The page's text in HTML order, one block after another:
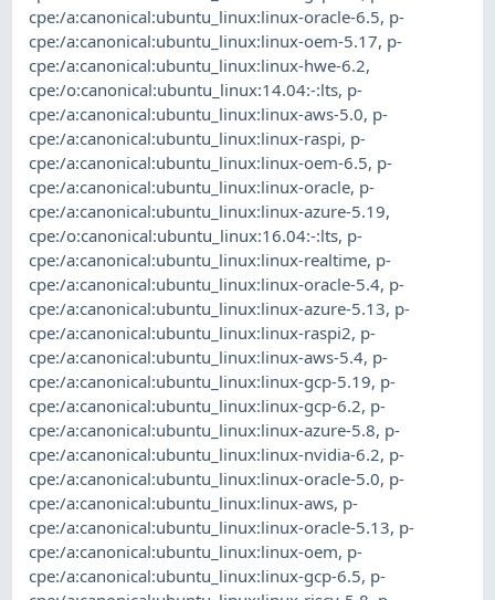
cpe:/a:canonical:ubuntu_linux:linux-oracle-6.5, p-
cpe:/a:canonical:ubuntu_linux:linux-oem-5.17, p-
cpe:/a:canonical:ubuntu_linux:linux-hwe-6.2,
cpe:/o:canonical:ubuntu_linux:14.04:-:lts, p-
cpe:/a:canonical:ubuntu_linux:linux-aws-5.0, p-
cpe:/a:canonical:ubuntu_linux:linux-raspi, p-
cpe:/a:canonical:ubuntu_linux:linux-oem-6.5, p-
cpe:/a:canonical:ubuntu_linux:linux-oracle, p-
cpe:/a:canonical:ubuntu_linux:linux-azure-5.19,
cpe:/o:canonical:ubuntu_linux:16.04:-:lts, p-
cpe:/a:canonical:ubuntu_linux:linux-realtime, p-
cpe:/a:canonical:ubuntu_linux:linux-oracle-5.4, p-
cpe:/a:canonical:ubuntu_linux:linux-azure-5.13, p-
cpe:/a:canonical:ubuntu_linux:linux-raspi2, p-
cpe:/a:canonical:ubuntu_linux:linux-aws-5.4, p-
cpe:/a:canonical:ubuntu_linux:linux-gcp-5.19, p-
cpe:/a:canonical:ubuntu_linux:linux-gcp-6.2, p-
cpe:/a:canonical:ubuntu_linux:linux-azure-5.8, p-
cpe:/a:canonical:ubuntu_linux:linux-nvidia-6.2, p-
cpe:/a:canonical:ubuntu_linux:linux-oracle-5.0, p-
cpe:/a:canonical:ubuntu_linux:linux-aws, p-
cpe:/a:canonical:ubuntu_linux:linux-oracle-5.13, p-
cpe:/a:canonical:ubuntu_linux:linux-oem, p-
cpe:/a:canonical:ubuntu_linux:linux-gcp-6.5, p-